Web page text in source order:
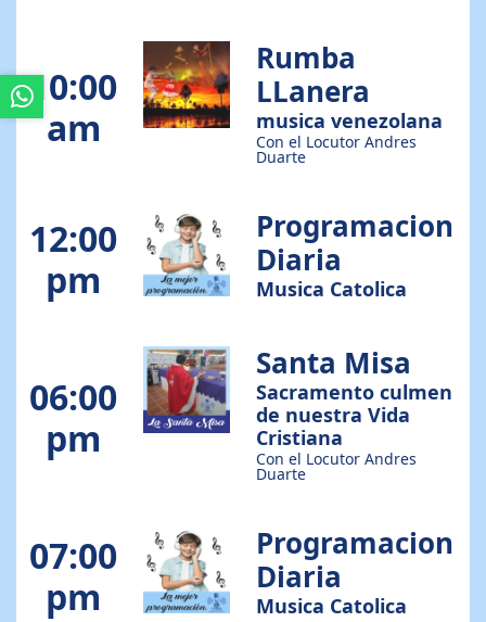
10:00
am
Rumba
LLanera
musica venezolana
Con el Locutor Andres
Duarte
12:00
pm
Programacion
Diaria
Musica Catolica
06:00
pm
Santa Misa
Sacramento culmen
de nuestra Vida
Cristiana
Con el Locutor Andres
Duarte
07:00
pm
Programacion
Diaria
Musica Catolica